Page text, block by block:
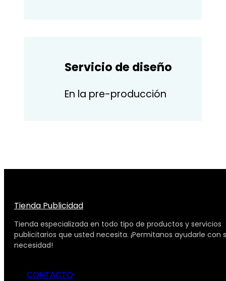
Servicio de diseño
En la pre-producción
Tienda Publicidad
Tienda especializada en todo tipo de productos y servicios
publicitarios que usted necesita. ¡Permitanos ayudarle con
necesidad!
CONTACTO